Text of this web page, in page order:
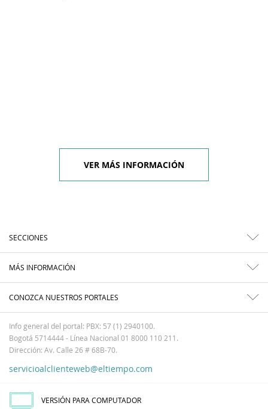
VER MÁS INFORMACIÓN
SECCIONES
MÁS INFORMACIÓN
CONOZCA NUESTROS PORTALES
Info general del portal: PBX: 57 (1) 2940100.
Bogotá 5714444 - Línea Nacional 01 8000 110 211.
Dirección: Av. Calle 26 # 68B-70.
servicioalclienteweb@eltiempo.com
VERSIÓN PARA COMPUTADOR